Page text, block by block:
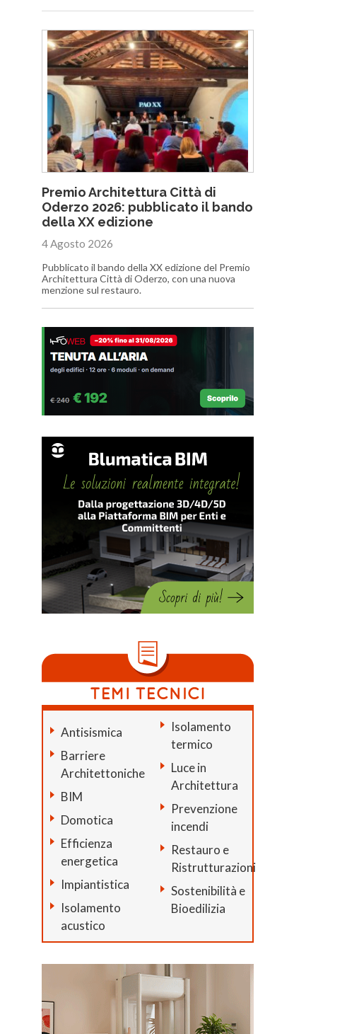
Premio Architettura Città di
Oderzo 2026: pubblicato il bando
della XX edizione
4 Agosto 2026
Pubblicato il bando della XX edizione del Premio
Architettura Città di Oderzo, con una nuova
menzione sul restauro.
Antisismica
Barriere
Architettoniche
BIM
Domotica
Efficienza
energetica
Impiantistica
Isolamento
acustico
Isolamento
termico
Luce in
Architettura
Prevenzione
incendi
Restauro e
Ristrutturazioni
Sostenibilità e
Bioedilizia